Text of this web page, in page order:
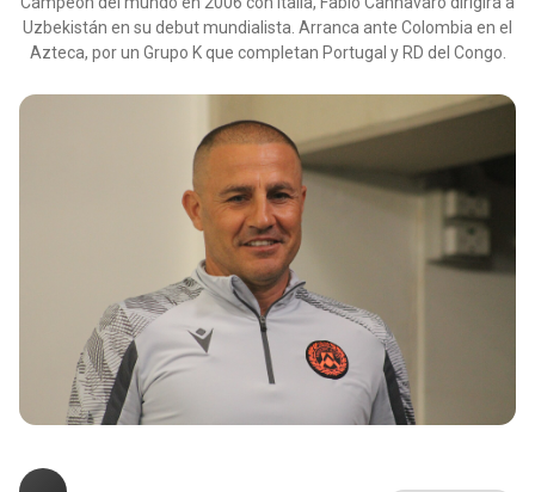
Uzbekistán en su debut mundialista. Arranca ante Colombia en el
Azteca, por un Grupo K que completan Portugal y RD del Congo.